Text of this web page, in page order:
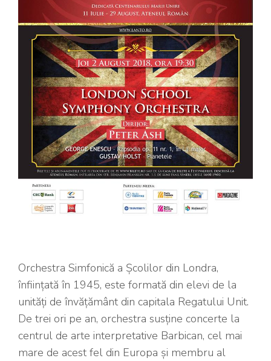
Orchestra Simfonică a Școlilor din Londra,
înființată în 1945, este formată din elevi de la
unități de învățământ din capitala Regatului Unit.
De trei ori pe an, orchestra susține concerte la
centrul de arte interpretative Barbican, cel mai
mare de acest fel din Europa și membru al